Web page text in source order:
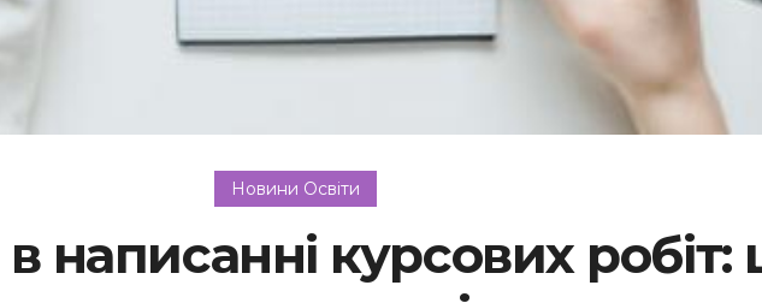
Новини Освіти
написанні курсових